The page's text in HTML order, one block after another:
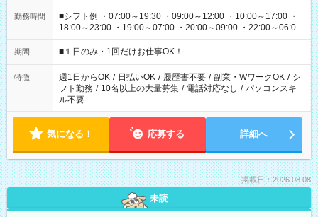
勤務時間
■シフト例 ・07:00～19:30 ・09:00～12:00 ・10:00～17:00 ・
18:00～23:00 ・19:00～07:00 ・20:00～09:00 ・22:00～06:00
etc ★最短で3時間で5,120円のお仕事から 15時間で2万円近く稼
げるお仕事も！ ご希望のお時間に合わせてご紹介！ ※シフトは
ください！
期間 ■１日のみ・1回だけお仕事OK！
特徴 週1日からOK / 日払いOK / 履歴書不要 / 副業・WワークOK / シ
フト勤務 / 10名以上の大量募集 / 電話対応なし / パソコンスキ
ル不要
気になる！ 応募する 詳細へ
掲載日：2026.08.08
未読